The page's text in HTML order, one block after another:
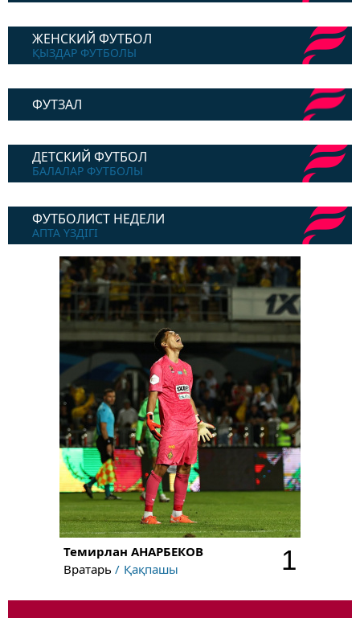
ЖЕНСКИЙ ФУТБОЛ
ҚЫЗДАР ФУТБОЛЫ
ФУТЗАЛ
ДЕТСКИЙ ФУТБОЛ
БАЛАЛАР ФУТБОЛЫ
ФУТБОЛИСТ НЕДЕЛИ
АПТА ҮЗДІГІ
Темирлан АНАРБЕКОВ
Вратарь
Қақпашы 1